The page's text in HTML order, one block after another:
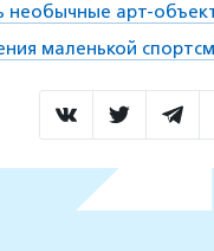
необычные арт-
маленькой